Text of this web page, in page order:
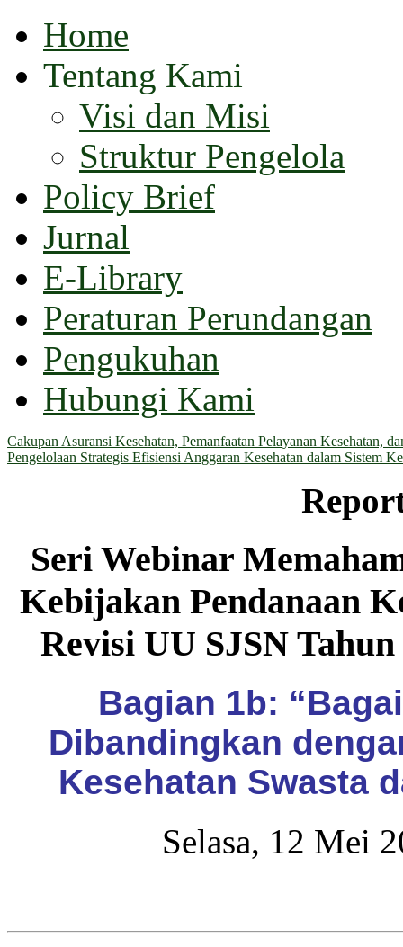
Home
Tentang Kami
Visi dan Misi
Struktur Pengelola
Policy Brief
Jurnal
E-Library
Peraturan Perundangan
Pengukuhan
Hubungi Kami
Cakupan Asuransi Kesehatan, Pemanfaatan Pelayanan Kesehatan,
Pengelolaan Strategis Efisiensi Anggaran Kesehatan dalam Sistem
Seri Webinar
Kebijakan Pendanaan
Revisi UU SJSN
Bagian 1b:
Dibandingkan
Kesehatan Swasta
Selasa, 12 Mei